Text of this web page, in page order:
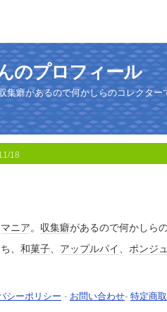
のプロフィール
集癖があるので何かしらのコレクター
18
マニア。 収集癖があるので何かしら
、 和菓子、 アップルパイ、 ポンジ
シーポリシー - お問い合わせ- 特定商